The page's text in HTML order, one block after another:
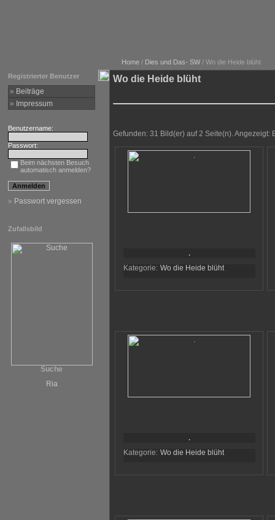
Home / Dies und Das- SW / Wo die Heide blüht
Registrierter Benutzer
» Beiträge
»
Impressum
Benutzername:
Passwort:
Beim nächsten Besuch
automatisch anmelden?
» Passwort vergessen
Zufallsbild
Suche
Ria
Wo die Heide blüht
Gefunden: 31 Bild(er) auf 2 Seite(n). Angezeigt:
.
Kategorie: Wo die Heide blüht
.
Kategorie: Wo die Heide blüht